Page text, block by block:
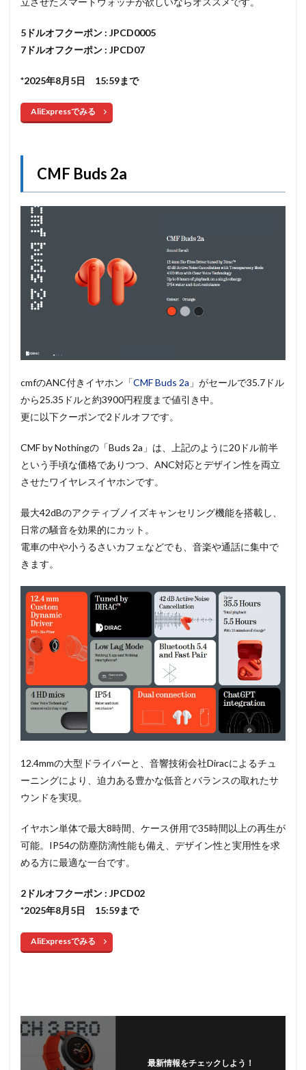
5ドルオフクーポン : JPCD0005
7ドルオフクーポン : JPCD07
*2025年8月5日 15:59まで
AliExpressでみる
CMF Buds 2a
cmfのANC付きイヤホン「CMF Buds 2a 」がセールで35.7ドル
から25.35ドルと約3900円程度まで値引き中。
更に以下クーポンで2ドルオフです。
CMF by Nothingの「Buds 2a」は、上記のように20ドル前半
という手頃な価格でありつつ、ANC対応とデザイン性を両立
させたワイヤレスイヤホンです。
最大42dBのアクティブノイズキャンセリング機能を搭載し、
日常の騒音を効果的にカット。
電車の中や小うるさいカフェなどでも、音楽や通話に集中で
きます。
12.4mmの大型ドライバーと、音響技術会社Diracによるチュ
ーニングにより、迫力ある豊かな低音とバランスの取れたサ
ウンドを実現。
イヤホン単体で最大8時間、ケース併用で35時間以上の再生が
可能。IP54の防塵防滴性能も備え、デザイン性と実用性を求
める方に最適な一台です。
2ドルオフクーポン : JPCD02
*2025年8月5日 15:59まで
AliExpressでみる
最新情報をチェックしよう！